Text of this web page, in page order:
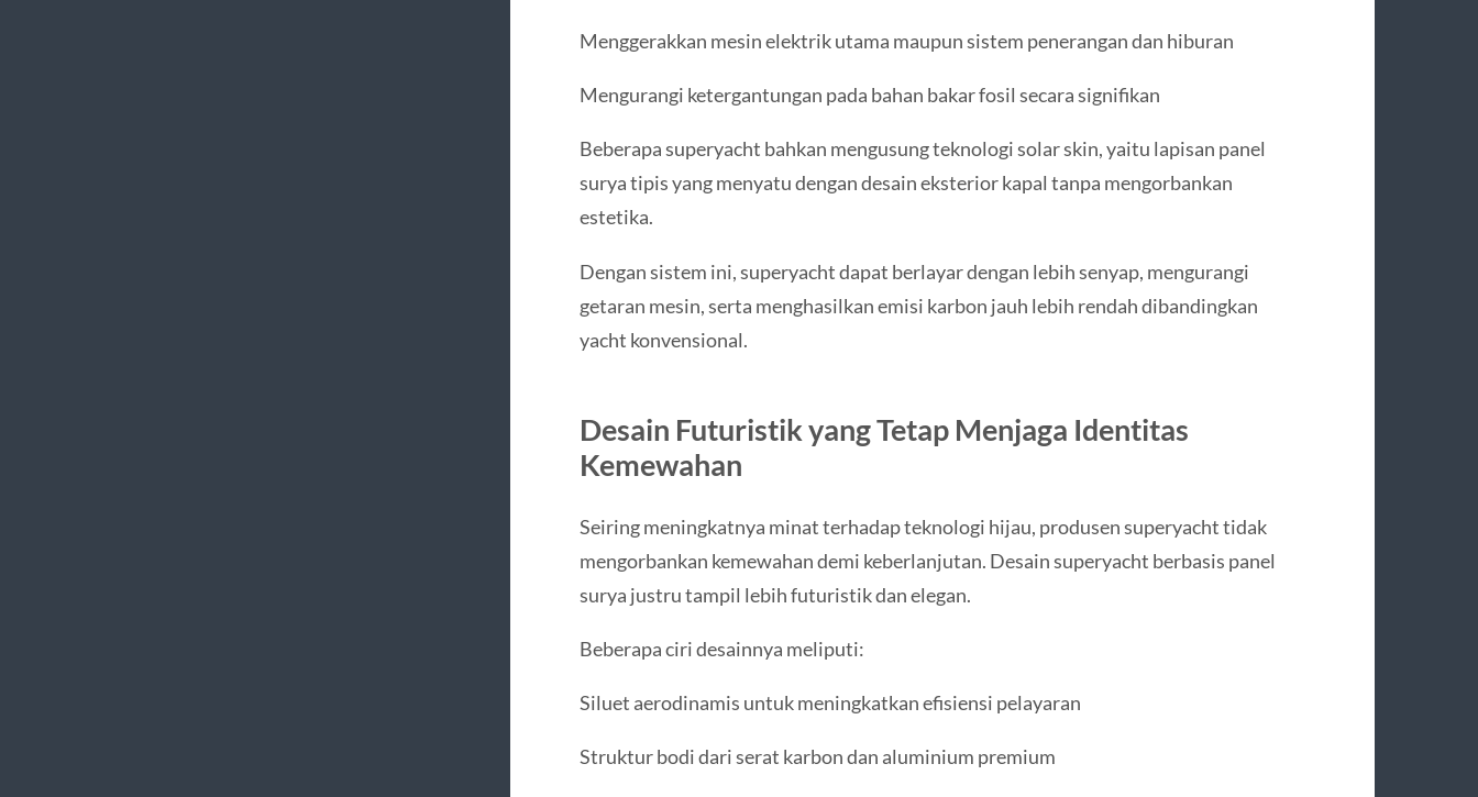
Menggerakkan mesin elektrik utama maupun sistem penerangan dan hiburan
Mengurangi ketergantungan pada bahan bakar fosil secara signifikan
Beberapa superyacht bahkan mengusung teknologi solar skin, yaitu lapisan panel
surya tipis yang menyatu dengan desain eksterior kapal tanpa mengorbankan
estetika.
Dengan sistem ini, superyacht dapat berlayar dengan lebih senyap, mengurangi
getaran mesin, serta menghasilkan emisi karbon jauh lebih rendah dibandingkan
yacht konvensional.
Desain Futuristik yang Tetap Menjaga Identitas
Kemewahan
Seiring meningkatnya minat terhadap teknologi hijau, produsen superyacht tidak
mengorbankan kemewahan demi keberlanjutan. Desain superyacht berbasis panel
surya justru tampil lebih futuristik dan elegan.
Beberapa ciri desainnya meliputi:
Siluet aerodinamis untuk meningkatkan efisiensi pelayaran
Struktur bodi dari serat karbon dan aluminium premium